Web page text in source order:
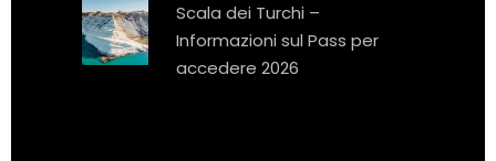
Scala dei Turchi –
Informazioni sul Pass per
accedere 2026